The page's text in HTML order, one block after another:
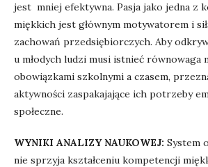
jest mniej efektywna. Pasja jako jedna z
miękkich jest głównym motywatorem i
zachowań przedsiębiorczych. Aby
u młodych ludzi musi istnieć równowaga
obowiązkami szkolnymi a czasem,
aktywności zaspakajające ich potrzeby
społeczne.
WYNIKI ANALIZY NAUKOWEJ: System
nie sprzyja kształceniu kompetencji